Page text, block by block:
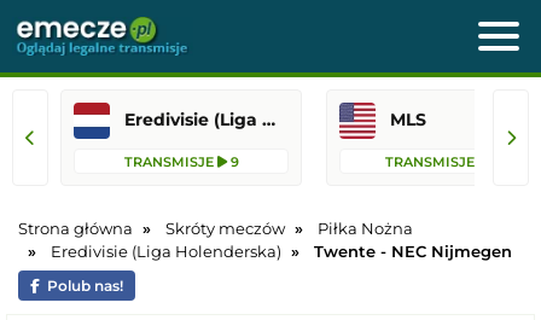
Eredivisie (Liga Holenderska)
TRANSMISJE 9
MLS
TRANSMISJE
Strona główna Skróty meczów
Piłka Nożna
Eredivisie (Liga Holenderska)
Twente - NEC Nijmegen
Polub nas!